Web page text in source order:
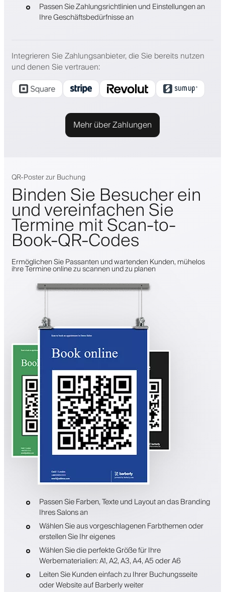
Passen Sie Zahlungsrichtlinien und Einstellungen an
Ihre Geschäftsbedürfnisse an
Integrieren Sie Zahlungsanbieter, die Sie bereits nutzen
und denen Sie vertrauen:
Mehr über Zahlungen
QR-Poster zur Buchung
Binden Sie Besucher ein
und vereinfachen Sie
Termine mit Scan-to-
Book-QR-Codes
Ermöglichen Sie Passanten und wartenden Kunden, mühelos
ihre Termine online zu scannen und zu planen
Passen Sie Farben, Texte und Layout an das Branding
Ihres Salons an
Wählen Sie aus vorgeschlagenen Farbthemen oder
erstellen Sie Ihr eigenes
Wählen Sie die perfekte Größe für Ihre
Werbematerialien: A1, A2, A3, A4, A5 oder A6
Leiten Sie Kunden einfach zu Ihrer Buchungsseite
oder Website auf Barberly weiter